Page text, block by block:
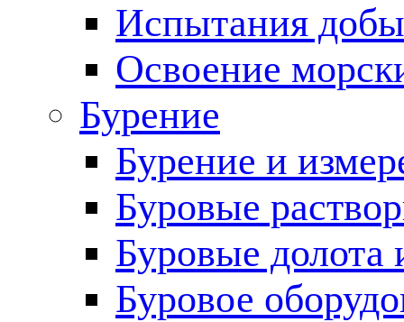
Испытания
Освоение
Бурение
Бурение и
Буровые
Буровые долота
Буровое